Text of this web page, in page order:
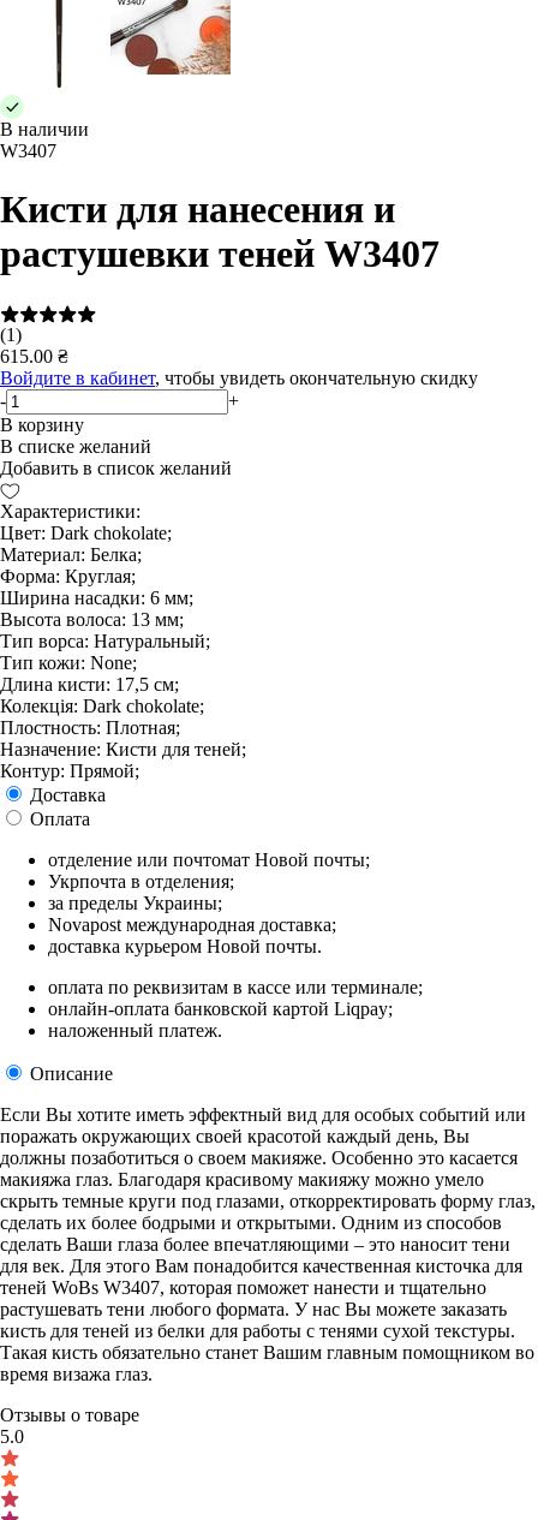
В наличии
W3407
Кисти для нанесения и
растушевки теней W3407
(1)
615.00 ₴
Войдите в кабинет, чтобы увидеть окончательную скидку
-
+
В корзину
В списке желаний
Добавить в список желаний
Характеристики:
Цвет: Dark chokolate;
Материал: Белка;
Форма: Круглая;
Ширина насадки: 6 мм;
Высота волоса: 13 мм;
Тип ворса: Натуральный;
Тип кожи: None;
Длина кисти: 17,5 см;
Колекція: Dark chokolate;
Плостность: Плотная;
Назначение: Кисти для теней;
Контур: Прямой;
Доставка
Оплата
отделение или почтомат Новой почты;
Укрпочта в отделения;
за пределы Украины;
Novapost международная доставка;
доставка курьером Новой почты.
оплата по реквизитам в кассе или терминале;
онлайн-оплата банковской картой Liqpay;
наложенный платеж.
Описание
Если Вы хотите иметь эффектный вид для особых событий или
поражать окружающих своей красотой каждый день, Вы
должны позаботиться о своем макияже. Особенно это касается
макияжа глаз. Благодаря красивому макияжу можно умело
скрыть темные круги под глазами, откорректировать форму глаз,
сделать их более бодрыми и открытыми. Одним из способов
сделать Ваши глаза более впечатляющими – это наносит тени
для век. Для этого Вам понадобится качественная кисточка для
теней WoBs W3407, которая поможет нанести и тщательно
растушевать тени любого формата. У нас Вы можете заказать
кисть для теней из белки для работы с тенями сухой текстуры.
Такая кисть обязательно станет Вашим главным помощником во
время визажа глаз.
Отзывы о товаре
5.0